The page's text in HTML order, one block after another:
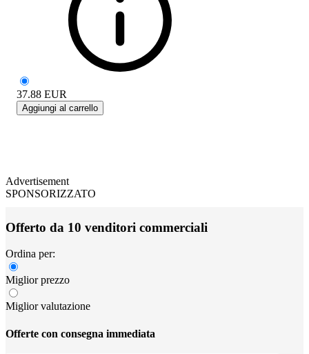
37.88 EUR
Aggiungi al carrello
Advertisement
SPONSORIZZATO
Offerto da 10 venditori commerciali
Ordina per:
Miglior prezzo
Miglior valutazione
Offerte con consegna immediata